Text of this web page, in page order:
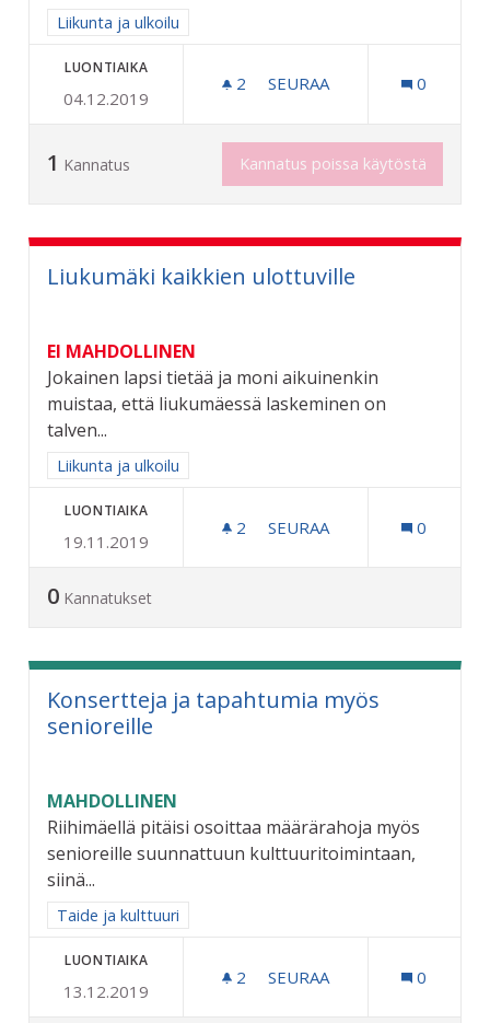
Rajaa tulokset aihepiirin mukaan: Liikunta ja ulkoilu
Liikunta ja ulkoilu
LUONTIAIKA
04.12.2019
2 2 SEURAAJAA
SEURAA 0
1 Kannatus Kannatus poissa käytöstä
Liukumäki kaikkien ulottuville
EI MAHDOLLINEN
Jokainen lapsi tietää ja moni aikuinenkin
muistaa, että liukumäessä laskeminen on
talven...
Rajaa tulokset aihepiirin mukaan: Liikunta ja ulkoilu
Liikunta ja ulkoilu
LUONTIAIKA
19.11.2019
2 2 SEURAAJAA
SEURAA 0
0 Kannatukset
Konsertteja ja tapahtumia myös
senioreille
MAHDOLLINEN
Riihimäellä pitäisi osoittaa määrärahoja myös
senioreille suunnattuun kulttuuritoimintaan,
siinä...
Rajaa tulokset aihepiirin mukaan: Taide ja kulttuuri
Taide ja kulttuuri
LUONTIAIKA
13.12.2019
2 2 SEURAAJAA
SEURAA 0